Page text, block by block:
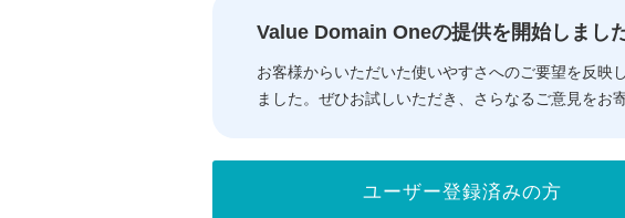
人気ドメインの種類
Value Domain Oneの提供を開始しまし
お客様からいただいた使いやすさへのご要望を反映
ました。ぜひお試しいただき、さらなるご意見をお
ユーザー登録済みの方